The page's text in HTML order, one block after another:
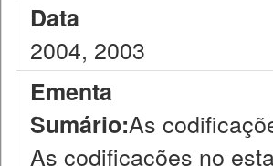
Data
2004, 2003
Ementa
Sumário:As
As codificações no